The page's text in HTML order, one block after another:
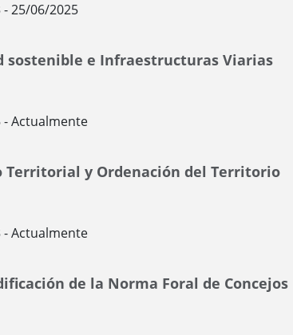
25/06/2025
sostenible e Infraestructuras Viarias
- Actualmente
Territorial y Ordenación del Territorio
- Actualmente
de la Norma Foral de Concejos